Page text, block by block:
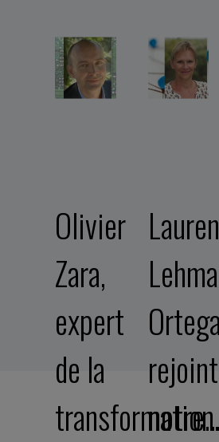
Olivier
Zara,
expert
de la
Ortega
rejoint
notre…